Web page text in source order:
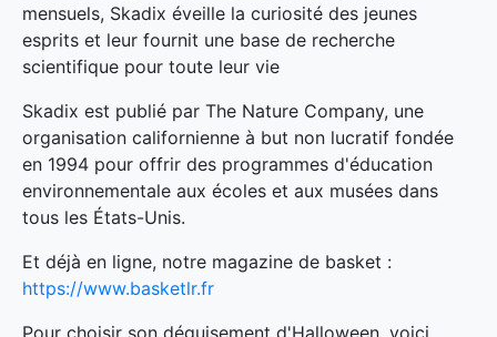
mensuels, Skadix éveille la curiosité des jeunes
esprits et leur fournit une base de recherche
scientifique pour toute leur vie
Skadix est publié par The Nature Company, une
organisation californienne à but non lucratif fondée
en 1994 pour offrir des programmes d'éducation
environnementale aux écoles et aux musées dans
tous les États-Unis.
Et déjà en ligne, notre magazine de basket :
https://www.basketlr.fr
Pour choisir son déguisement d'Halloween, voici